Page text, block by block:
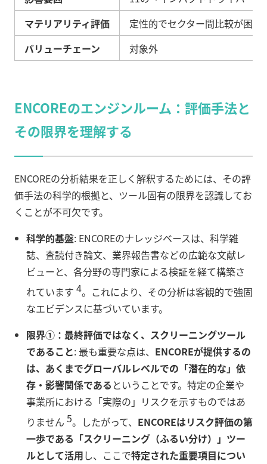
マテリアリティ評価
定性的でセクター間比較が困難
バリューチェーン
対象外
ENCOREのエンジンルーム：評価手法と
その限界を理解する
ENCOREの分析結果を正しく解釈するためには、その評
価手法の科学的根拠と、ツール固有の限界を認識してお
くことが不可欠です。
科学的基盤: ENCOREのナレッジベースは、科学雑
誌、査読付き論文、業界報告書などの広範な文献レ
ビューと、各分野の専門家による検証を経て構築さ
れています 4。これにより、その分析は客観的で強固
なエビデンスに基づいています。
限界①：最終評価ではなく、スクリーニングツール
であること: 最も重要な点は、 ENCOREが提供するの
は、あくまでグローバルレベルでの「潜在的な」依
存・影響関係である ということです。特定の企業や
事業所における「実際の」リスクを示すものではあ
りません 5。したがって、 ENCOREはリスク評価の第
一歩である「スクリーニング（ふるい分け）」ツー
ルとして活用し、ここで特定された重要項目につい